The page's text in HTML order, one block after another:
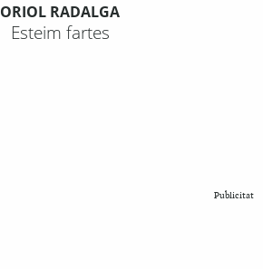
ORIOL RADALGA
Esteim fartes
Publicitat